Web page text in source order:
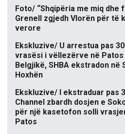
Foto/ “Shqipëria me miq dhe
Grenell zgjedh Vlorën për të
verore
Ekskluzive/ U arrestua pas
vrasësi i vëllezërve në Patos
Belgjikë, SHBA ekstradon në
Hoxhën
Ekskluzive/ I ekstraduar pas
Channel zbardh dosjen e
për një kasetofon solli
Patos